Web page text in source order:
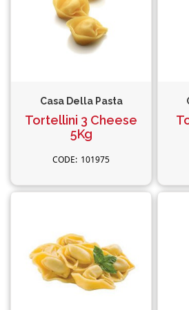
Casa Della Pasta
Tortellini 3 Cheese
5Kg
101975